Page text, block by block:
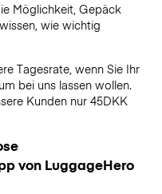
Möglichkeit, Gepäck
wie wichtig
Tagesrate, wenn Sie Ihr
bei uns lassen wollen.
Kunden nur 45DKK
von LuggageHero